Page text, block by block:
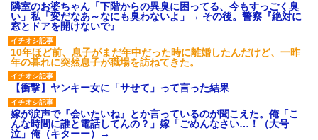
隣室のお婆ちゃん「下階からの異臭に困ってる、今もすっごく臭
い」私「変だなあ～なにも臭わないよ」→ その後。警察『絶対に
窓とドアを開けないで』
10年ほど前、息子がまだ年中だった時に離婚したんだけど、一昨
年の暮れに突然息子が職場を訪ねてきた。
【衝撃】ヤンキー女に「サせて」って言った結果
嫁が涙声で『会いたいね』とか言っているのが聞こえた。俺「こ
んな時間に誰と電話してんの？」嫁「ごめんなさい…！（大号
泣」俺（キターー）→